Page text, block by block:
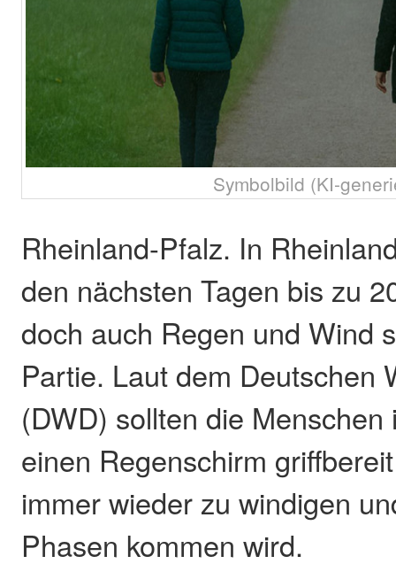
Symbolbild (KI-
Rheinland-Pfalz. In
den nächsten Tagen bis zu
doch auch Regen und Wind
Partie. Laut dem Deutschen
(DWD) sollten die
einen Regenschirm
immer wieder zu windigen
Phasen kommen wird.